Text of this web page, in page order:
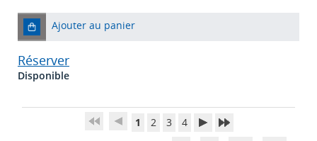
Ajouter au panier
Réserver
Disponible
1 2 3
4